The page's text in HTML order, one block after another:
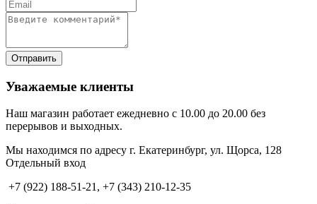
Уважаемые клиенты
Наш магазин работает ежедневно с 10.00 до 20.00 без
перерывов и выходных.
Мы находимся по адресу г. Екатеринбург, ул. Щорса, 128
Отдельный вход
+7 (922) 188-51-21, +7 (343) 210-12-35